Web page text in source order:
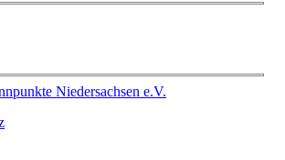
Niedersachsen e.V.